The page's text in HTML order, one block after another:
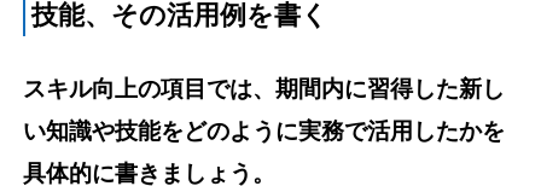
技能、その活用例を書く
スキル向上の項目では、期間内に習得した新し
い知識や技能をどのように実務で活用したかを
具体的に書きましょう。